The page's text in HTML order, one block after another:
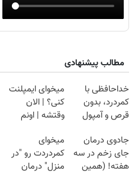
مطالب پیشنهادی
خداحافظی با
کمردرد، بدون
قرص و آمپول
میخوای ایمپلنت
کنی؟ | الان
وقتشه | اونم
میلیون تومان!!!
جادوی درمان
جای زخم در سه
هفته! (همین
میخوای
کمردردت رو "در
منزل" درمان